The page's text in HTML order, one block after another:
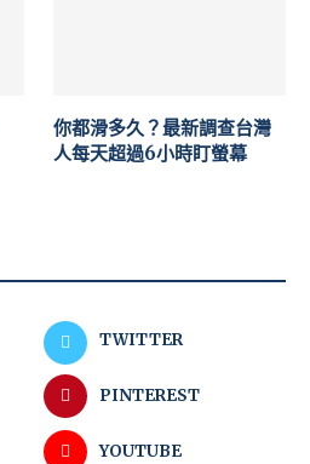
你都滑多久？最新調查台灣
人每天超過6小時盯螢幕
TWITTER
PINTEREST
YOUTUBE